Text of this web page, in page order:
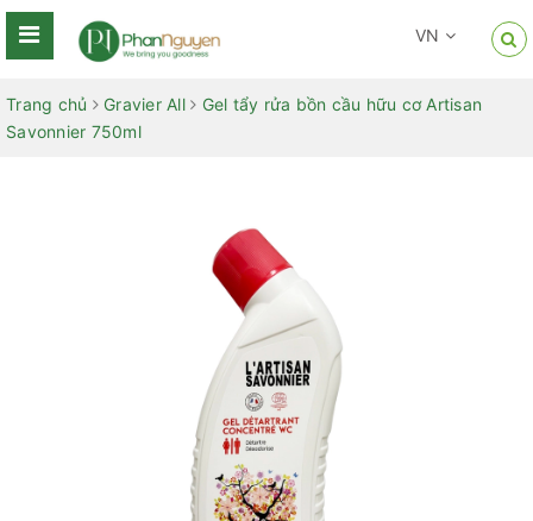
VN
Trang chủ Gravier All
Gel tẩy rửa bồn cầu hữu cơ Artisan
Savonnier 750ml